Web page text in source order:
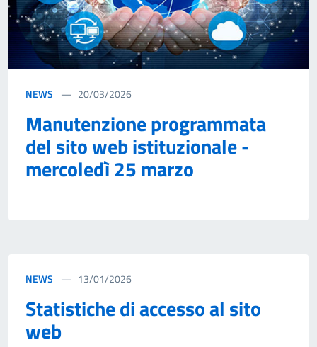
NEWS 20/03/2026
Manutenzione programmata
del sito web istituzionale -
mercoledì 25 marzo
NEWS 13/01/2026
Statistiche di accesso al sito
web